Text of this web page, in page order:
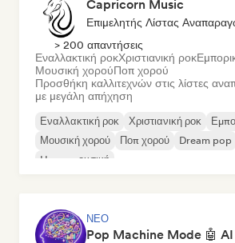
Capricorn Music
Επιμελητής Λίστας
> 200 απαντήσεις
Εναλλακτική ροκΧριστιανική ροκ
Μουσική χορούΠοπ χορού
Προσθήκη καλλιτεχνών στις λίστες
με μεγάλη απήχηση
Εναλλακτική ροκ Χριστιανική ροκ
Μουσική χορού
Ποπ χορού Dream pop
House μουσική
ΝΈΟ